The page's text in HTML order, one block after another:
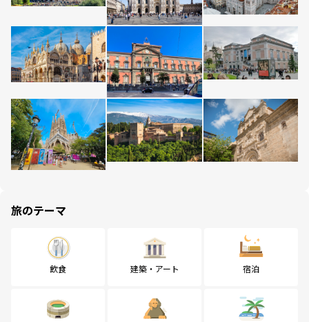
旅のテーマ
飲食 建築・アート 宿泊